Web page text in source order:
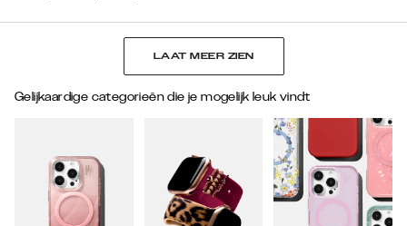
LAAT MEER ZIEN
Gelijkaardige categorieën die je mogelijk leuk vindt